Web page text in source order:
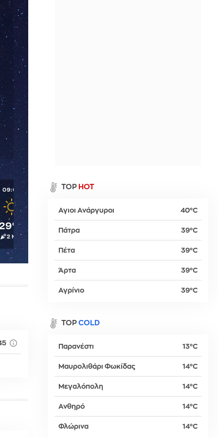
09:00
2 Μπφ
10:00
31°C 34°C
TOP HOT
Αγιοι Ανάργυροι 40°C
Πάτρα 39°C
Πέτα 39°C
Άρτα 39°C
Αγρίνιο 39°C
TOP COLD
Παρανέστι 13°C
Μαυρολιθάρι Φωκίδας 14°C
Μεγαλόπολη 14°C
Ανθηρό 14°C
Φλώρινα 14°C